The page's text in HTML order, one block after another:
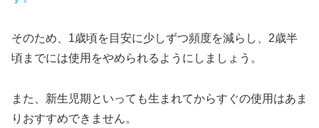
そのため、1歳頃を目安に少しずつ頻度を減らし、2歳半
頃までには使用をやめられるようにしましょう。
また、新生児期といっても生まれてからすぐの使用はあま
りおすすめできません。